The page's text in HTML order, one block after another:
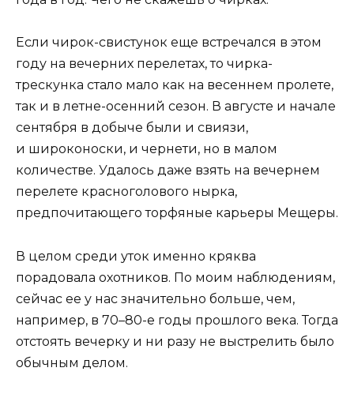
Если чирок-свистунок еще встречался в этом
году на вечерних перелетах, то чирка-
трескунка стало мало как на весеннем пролете,
так и в летне-осенний сезон. В августе и начале
сентября в добыче были и свиязи,
и широконоски, и чернети, но в малом
количестве. Удалось даже взять на вечернем
перелете красноголового нырка,
предпочитающего торфяные карьеры Мещеры.
В целом среди уток именно кряква
порадовала охотников. По моим наблюдениям,
сейчас ее у нас значительно больше, чем,
например, в 70–80-е годы прошлого века. Тогда
отстоять вечерку и ни разу не выстрелить было
обычным делом.